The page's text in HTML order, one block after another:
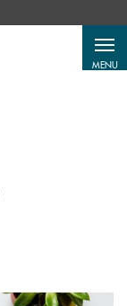
MENU